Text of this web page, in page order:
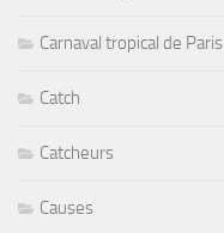
Carnaval tropical de Paris
Catch
Catcheurs
Causes